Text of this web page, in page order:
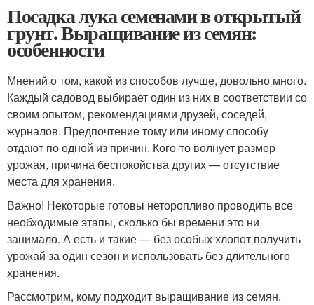
Посадка лука семенами в открытый
грунт. Выращивание из семян:
особенности
Мнений о том, какой из способов лучше, довольно много.
Каждый садовод выбирает один из них в соответствии со
своим опытом, рекомендациями друзей, соседей,
журналов. Предпочтение тому или иному способу
отдают по одной из причин. Кого-то волнует размер
урожая, причина беспокойства других — отсутствие
места для хранения.
Важно! Некоторые готовы неторопливо проводить все
необходимые этапы, сколько бы времени это ни
занимало. А есть и такие — без особых хлопот получить
урожай за один сезон и использовать без длительного
хранения.
Рассмотрим, кому подходит выращивание из семян.